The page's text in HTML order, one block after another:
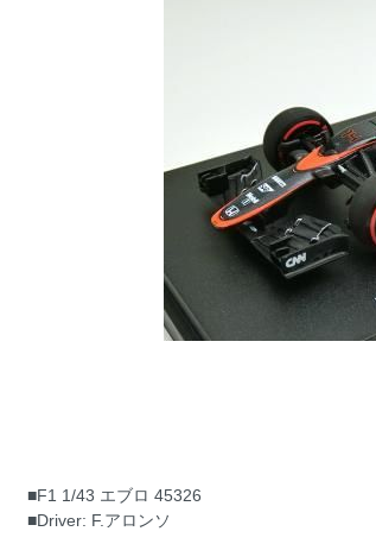
■F1 1/43 エブロ 45326
■Driver: F.アロンソ